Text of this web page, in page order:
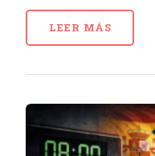
LEER MÁS